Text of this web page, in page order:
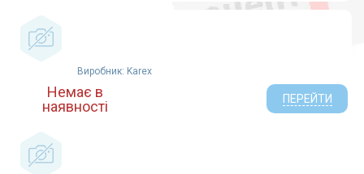
Виробник: Karex
Немає в
наявності
ПЕРЕЙТИ